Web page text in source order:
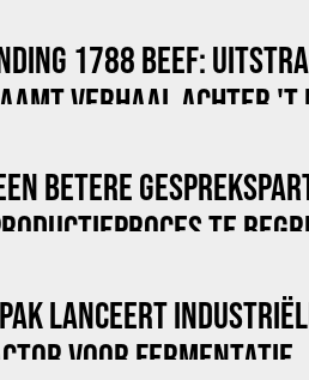
1788 BEEF:
VERHAAL ACHTER 'T
BETERE
TE
LANCEERT
VOOR FERMENTATIE